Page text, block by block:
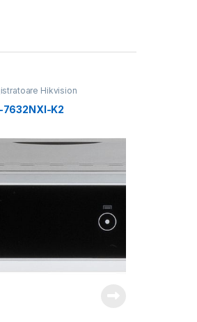
Hikvision
7632NXI-K2